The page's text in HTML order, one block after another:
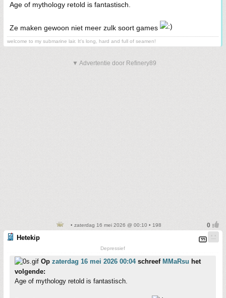
Age of mythology retold is fantastisch.
Ze maken gewoon niet meer zulk soort games
welcome to my submarine lair. It's long, hard and full of seamen!
▼ Advertentie door Refinery89
• zaterdag 16 mei 2026 @ 00:10 • 198
Hetekip
Depressief
Op zaterdag 16 mei 2026 00:04schreef MMaRsu het
volgende:
Age of mythology retold is fantastisch.